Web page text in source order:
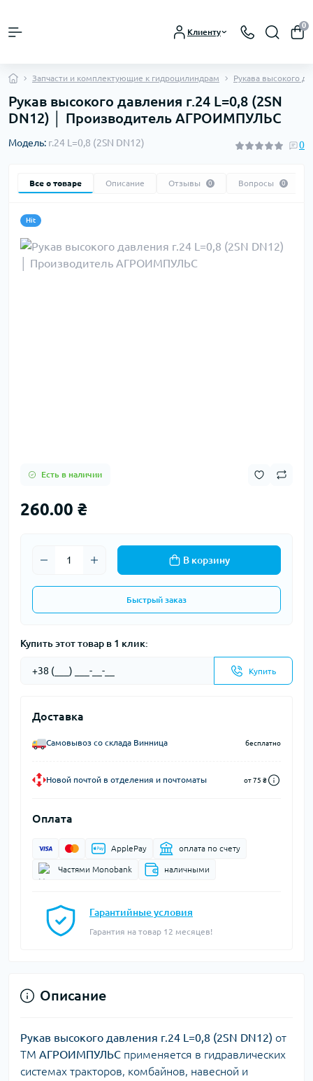
Клиенту
0
Запчасти и комплектующие к гидроцилиндрам Рукава высокого
Рукав высокого давления г.24 L=0,8 (2SN
DN12) │ Производитель АГРОИМПУЛЬС
Модель: г.24 L=0,8 (2SN DN12) 0
Все о товаре Описание Отзывы 0 Вопросы 0
Hit
Есть в наличии
260.00 ₴
В корзину
Быстрый заказ
Купить этот товар в 1 клик:
Купить
Доставка
Самовывоз со склада Винница бесплатно
Новой почтой в отделения и почтоматы от 75 ₴
Оплата
ApplePay оплата по счету
Частями Monobank наличными
Гарантийные условия
Гарантия на товар 12 месяцев!
Описание
Рукав высокого давления г.24 L=0,8 (2SN DN12) от
ТМ АГРОИМПУЛЬС применяется в гидравлических
системах тракторов, комбайнов, навесной и